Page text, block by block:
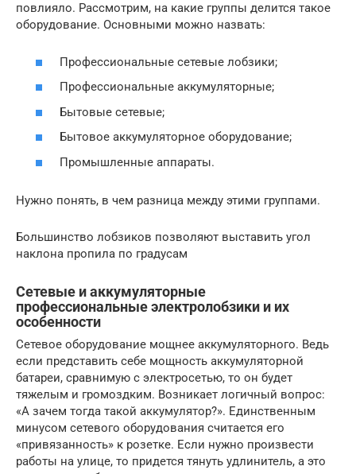
повлияло. Рассмотрим, на какие группы делится такое
оборудование. Основными можно назвать:
Профессиональные сетевые лобзики;
Профессиональные аккумуляторные;
Бытовые сетевые;
Бытовое аккумуляторное оборудование;
Промышленные аппараты.
Нужно понять, в чем разница между этими группами.
Большинство лобзиков позволяют выставить угол
наклона пропила по градусам
Сетевые и аккумуляторные
профессиональные электролобзики и их
особенности
Сетевое оборудование мощнее аккумуляторного. Ведь
если представить себе мощность аккумуляторной
батареи, сравнимую с электросетью, то он будет
тяжелым и громоздким. Возникает логичный вопрос:
«А зачем тогда такой аккумулятор?». Единственным
минусом сетевого оборудования считается его
«привязанность» к розетке. Если нужно произвести
работы на улице, то придется тянуть удлинитель, а это